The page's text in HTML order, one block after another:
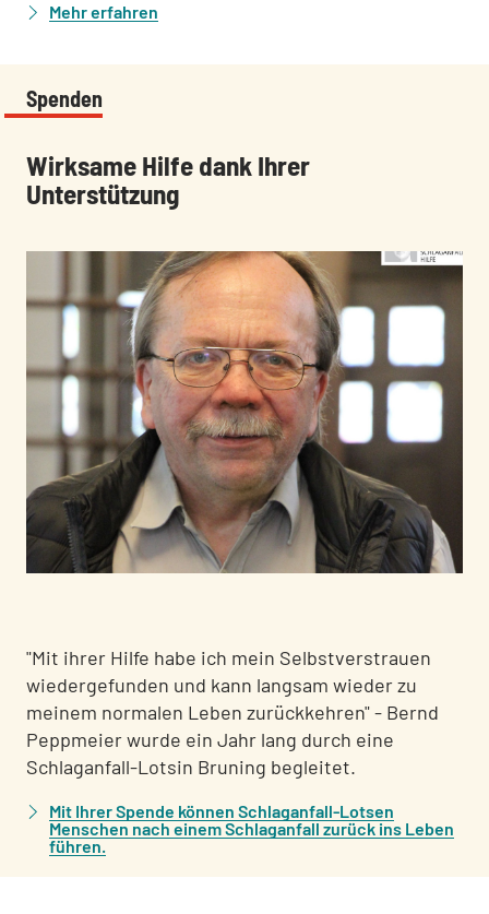
Mehr erfahren
Spenden
:
Wirksame Hilfe dank Ihrer
Unterstützung
"Mit ihrer Hilfe habe ich mein Selbstverstrauen
wiedergefunden und kann langsam wieder zu
meinem normalen Leben zurückkehren" - Bernd
Peppmeier wurde ein Jahr lang durch eine
Schlaganfall-Lotsin Bruning begleitet.
Mit Ihrer Spende können Schlaganfall-Lotsen
Menschen nach einem Schlaganfall zurück ins Leben
führen.